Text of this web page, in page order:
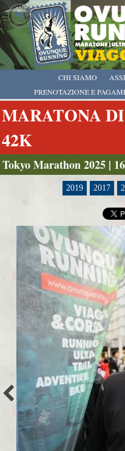
CHI SIAMO
PRENOTAZIONE E
MARATONA
42K
Tokyo Marathon 2025 |
2019 2017